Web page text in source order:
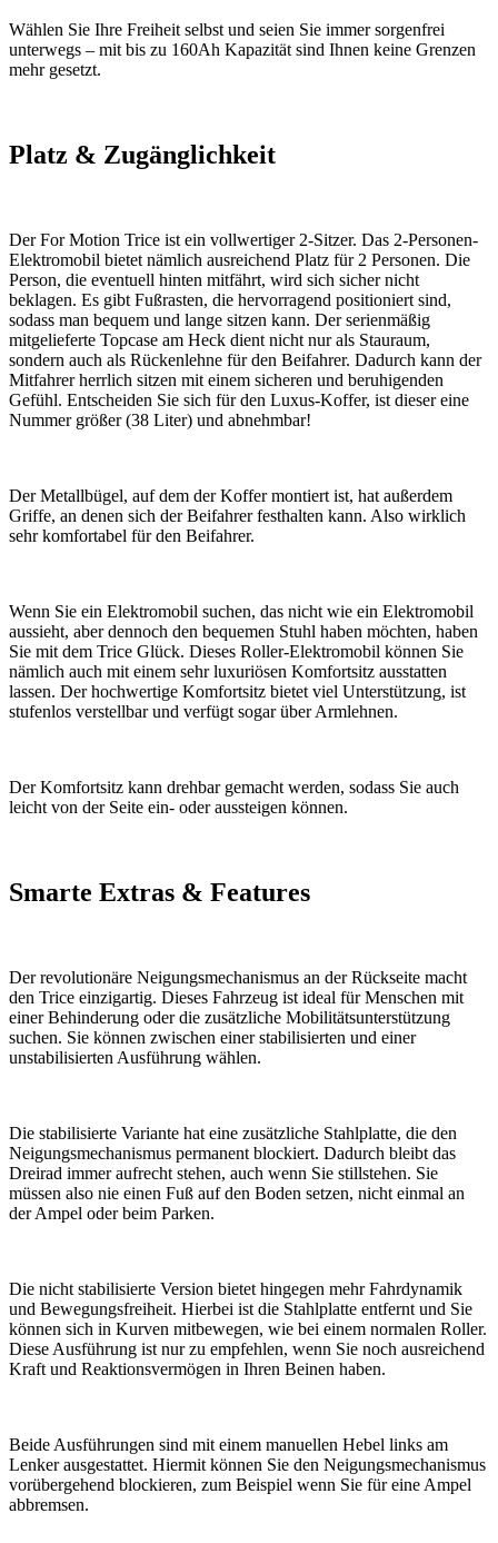
Wählen Sie Ihre Freiheit selbst und seien Sie immer sorgenfrei
unterwegs – mit bis zu 160Ah Kapazität sind Ihnen keine Grenzen
mehr gesetzt.
Platz & Zugänglichkeit
Der For Motion Trice ist ein vollwertiger 2-Sitzer. Das 2-Personen-
Elektromobil bietet nämlich ausreichend Platz für 2 Personen. Die
Person, die eventuell hinten mitfährt, wird sich sicher nicht
beklagen. Es gibt Fußrasten, die hervorragend positioniert sind,
sodass man bequem und lange sitzen kann. Der serienmäßig
mitgelieferte Topcase am Heck dient nicht nur als Stauraum,
sondern auch als Rückenlehne für den Beifahrer. Dadurch kann der
Mitfahrer herrlich sitzen mit einem sicheren und beruhigenden
Gefühl. Entscheiden Sie sich für den Luxus-Koffer, ist dieser eine
Nummer größer (38 Liter) und abnehmbar!
Der Metallbügel, auf dem der Koffer montiert ist, hat außerdem
Griffe, an denen sich der Beifahrer festhalten kann. Also wirklich
sehr komfortabel für den Beifahrer.
Wenn Sie ein Elektromobil suchen, das nicht wie ein Elektromobil
aussieht, aber dennoch den bequemen Stuhl haben möchten, haben
Sie mit dem Trice Glück. Dieses Roller-Elektromobil können Sie
nämlich auch mit einem sehr luxuriösen Komfortsitz ausstatten
lassen. Der hochwertige Komfortsitz bietet viel Unterstützung, ist
stufenlos verstellbar und verfügt sogar über Armlehnen.
Der Komfortsitz kann drehbar gemacht werden, sodass Sie auch
leicht von der Seite ein- oder aussteigen können.
Smarte Extras & Features
Der revolutionäre Neigungsmechanismus an der Rückseite macht
den Trice einzigartig. Dieses Fahrzeug ist ideal für Menschen mit
einer Behinderung oder die zusätzliche Mobilitätsunterstützung
suchen. Sie können zwischen einer stabilisierten und einer
unstabilisierten Ausführung wählen.
Die stabilisierte Variante hat eine zusätzliche Stahlplatte, die den
Neigungsmechanismus permanent blockiert. Dadurch bleibt das
Dreirad immer aufrecht stehen, auch wenn Sie stillstehen. Sie
müssen also nie einen Fuß auf den Boden setzen, nicht einmal an
der Ampel oder beim Parken.
Die nicht stabilisierte Version bietet hingegen mehr Fahrdynamik
und Bewegungsfreiheit. Hierbei ist die Stahlplatte entfernt und Sie
können sich in Kurven mitbewegen, wie bei einem normalen Roller.
Diese Ausführung ist nur zu empfehlen, wenn Sie noch ausreichend
Kraft und Reaktionsvermögen in Ihren Beinen haben.
Beide Ausführungen sind mit einem manuellen Hebel links am
Lenker ausgestattet. Hiermit können Sie den Neigungsmechanismus
vorübergehend blockieren, zum Beispiel wenn Sie für eine Ampel
abbremsen.